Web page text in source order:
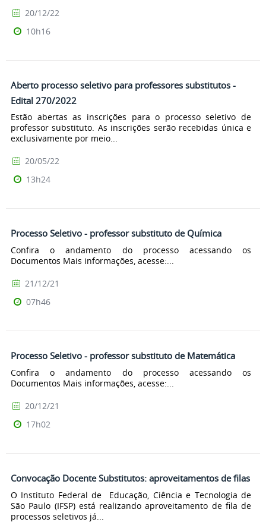
20/12/22
10h16
Aberto processo seletivo para professores substitutos -
Edital 270/2022
Estão abertas as inscrições para o processo seletivo de
professor substituto. As inscrições serão recebidas única e
exclusivamente por meio...
20/05/22
13h24
Processo Seletivo - professor substituto de Química
Confira o andamento do processo acessando os
Documentos Mais informações, acesse:...
21/12/21
07h46
Processo Seletivo - professor substituto de Matemática
Confira o andamento do processo acessando os
Documentos Mais informações, acesse:...
20/12/21
17h02
Convocação Docente Substitutos: aproveitamentos de filas
O Instituto Federal de Educação, Ciência e Tecnologia de
São Paulo (IFSP) está realizando aproveitamento de fila de
processos seletivos já...